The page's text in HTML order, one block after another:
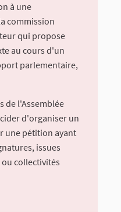
à une
commission
qui propose
au cours d'un
parlementaire,
de l'Assemblée
d'organiser un
une pétition ayant
issues
collectivités